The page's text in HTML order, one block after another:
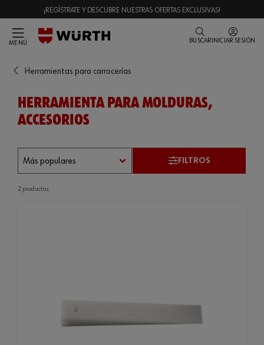
¡REGÍSTRATE Y DESCUBRE NUESTRAS OFERTAS EXCLUSIVAS!
MENÚ BUSCAR INICIAR SESIÓN
Herramientas para carrocerías
HERRAMIENTA PARA MOLDURAS,
ACCESORIOS
FILTROS
2 productos